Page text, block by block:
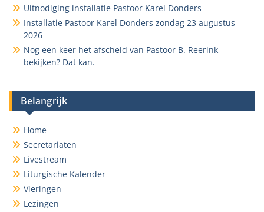
Uitnodiging installatie Pastoor Karel Donders
Installatie Pastoor Karel Donders zondag 23 augustus
2026
Nog een keer het afscheid van Pastoor B. Reerink
bekijken? Dat kan.
Belangrijk
Home
Secretariaten
Livestream
Liturgische Kalender
Vieringen
Lezingen